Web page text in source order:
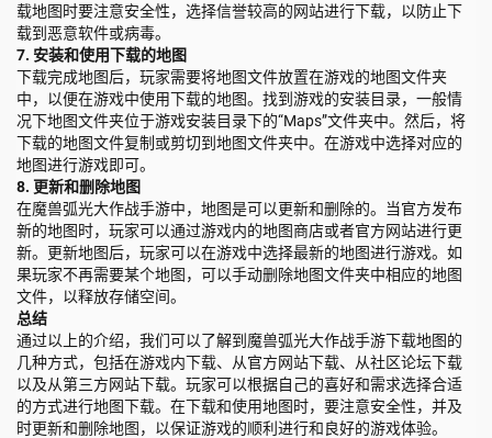
载地图时要注意安全性，选择信誉较高的网站进行下载，以防止下
载到恶意软件或病毒。
7. 安装和使用下载的地图
下载完成地图后，玩家需要将地图文件放置在游戏的地图文件夹
中，以便在游戏中使用下载的地图。找到游戏的安装目录，一般情
况下地图文件夹位于游戏安装目录下的“Maps”文件夹中。然后，将
下载的地图文件复制或剪切到地图文件夹中。在游戏中选择对应的
地图进行游戏即可。
8. 更新和删除地图
在魔兽弧光大作战手游中，地图是可以更新和删除的。当官方发布
新的地图时，玩家可以通过游戏内的地图商店或者官方网站进行更
新。更新地图后，玩家可以在游戏中选择最新的地图进行游戏。如
果玩家不再需要某个地图，可以手动删除地图文件夹中相应的地图
文件，以释放存储空间。
总结
通过以上的介绍，我们可以了解到魔兽弧光大作战手游下载地图的
几种方式，包括在游戏内下载、从官方网站下载、从社区论坛下载
以及从第三方网站下载。玩家可以根据自己的喜好和需求选择合适
的方式进行地图下载。在下载和使用地图时，要注意安全性，并及
时更新和删除地图，以保证游戏的顺利进行和良好的游戏体验。